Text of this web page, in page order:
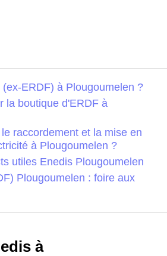
ERDF) à Plougoumelen ?
la boutique d'ERDF à
raccordement et la mise en
à Plougoumelen ?
utiles Enedis Plougoumelen
Plougoumelen : foire aux
à